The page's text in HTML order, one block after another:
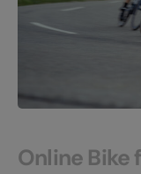
Online Bike